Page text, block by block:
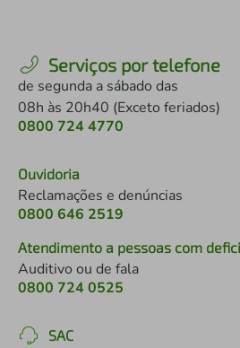
Serviços por telefone
de segunda a sábado das
08h às 20h40 (Exceto feriados)
0800 724 4770
Ouvidoria
Reclamações e denúncias
0800 646 2519
Atendimento a pessoas com
Auditivo ou de fala
0800 724 0525
SAC